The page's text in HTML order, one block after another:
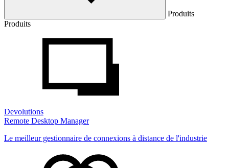
Produits
Produits
Devolutions
Remote Desktop Manager
Le meilleur gestionnaire de connexions à distance de l'industrie